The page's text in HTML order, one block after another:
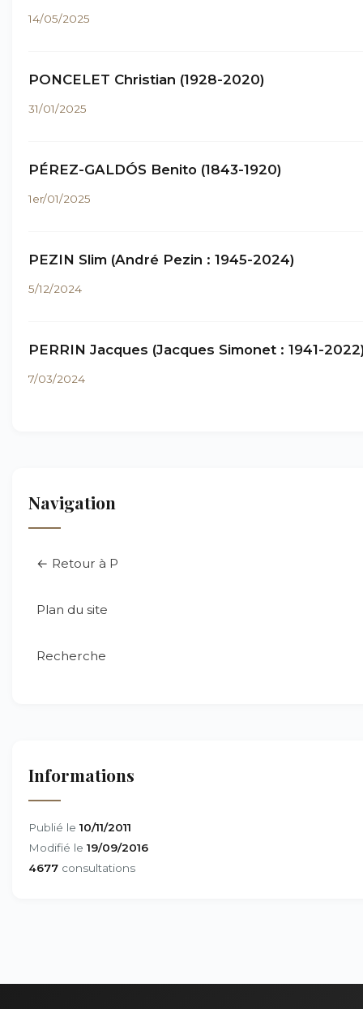
14/05/2025
PONCELET Christian (1928-2020)
31/01/2025
PÉREZ-GALDÓS Benito (1843-1920)
1er/01/2025
PEZIN Slim (André Pezin : 1945-2024)
5/12/2024
PERRIN Jacques (Jacques Simonet : 1941-
7/03/2024
Navigation
← Retour à P
Plan du site
Recherche
Informations
Publié le 10/11/2011
Modifié le 19/09/2016
4677 consultations